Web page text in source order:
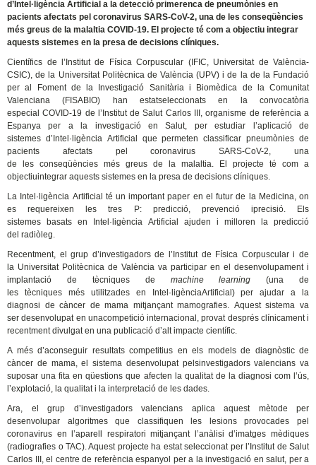
d’Intel·ligència Artificial a la detecció primerenca de pneumònies en
pacients afectats pel coronavirus SARS-CoV-2, una de les conseqüències
més greus de la malaltia COVID-19. El projecte té com a objectiu integrar
aquests sistemes en la presa de decisions clíniques.
Científics de l’Institut de Física Corpuscular (IFIC, Universitat de València-
CSIC), de la Universitat Politècnica de València (UPV) i de la de la Fundació
per al Foment de la Investigació Sanitària i Biomèdica de la Comunitat
Valenciana (FISABIO) han estatseleccionats en la convocatòria
especial COVID-19 de l’Institut de Salut Carlos III, organisme de referència a
Espanya per a la investigació en Salut, per estudiar l’aplicació de
sistemes d’Intel·ligència Artificial que permeten classificar pneumònies de
pacients afectats pel coronavirus SARS-CoV-2, una
de les conseqüències més greus de la malaltia. El projecte té com a
objectiuintegrar aquests sistemes en la presa de decisions clíniques.
La Intel·ligència Artificial té un important paper en el futur de la Medicina, on
es requereixen les tres P: predicció, prevenció iprecisió. Els
sistemes basats en Intel·ligència Artificial ajuden i milloren la predicció
del radiòleg.
Recentment, el grup d’investigadors de l’Institut de Física Corpuscular i de
la Universitat Politècnica de València va participar en el desenvolupament i
implantació de tècniques de machine learning (una de
les tècniques més utilitzades en Intel·ligènciaArtificial) per ajudar a la
diagnosi de càncer de mama mitjançant mamografies. Aquest sistema va
ser desenvolupat en unacompetició internacional, provat després clínicament i
recentment divulgat en una publicació d’alt impacte científic.
A més d’aconseguir resultats competitius en els models de diagnòstic de
càncer de mama, el sistema desenvolupat pelsinvestigadors valencians va
suposar una fita en qüestions que afecten la qualitat de la diagnosi com l’ús,
l’explotació, la qualitat i la interpretació de les dades.
Ara, el grup d’investigadors valencians aplica aquest mètode per
desenvolupar algoritmes que classifiquen les lesions provocades pel
coronavirus en l’aparell respiratori mitjançant l’anàlisi d’imatges mèdiques
(radiografies o TAC). Aquest projecte ha estat seleccionat per l’Institut de Salut
Carlos III, el centre de referència espanyol per a la investigació en salut, per a